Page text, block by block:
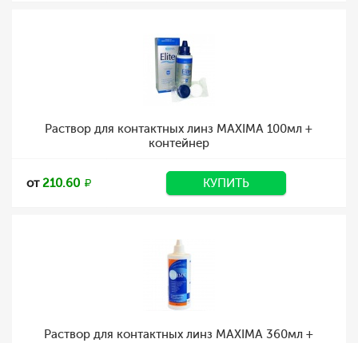
Раствор для контактных линз MAXIMA 100мл +
контейнер
от210.60 КУПИТЬ
Раствор для контактных линз MAXIMA 360мл +